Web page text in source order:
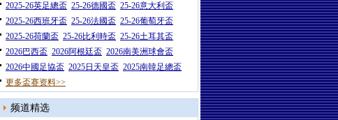
2025-26英足總盃 25-26德國盃 25-26意大利盃
2025-26西班牙盃 25-26法國盃 25-26葡萄牙盃
2025-26荷蘭盃 25-26比利時盃 25-26土耳其盃
2026巴西盃 2026阿根廷盃 2026南美洲球會盃
2026中國足協盃 2025日天皇盃 2025南韓足總盃
更多盃赛资料>>
频道精选